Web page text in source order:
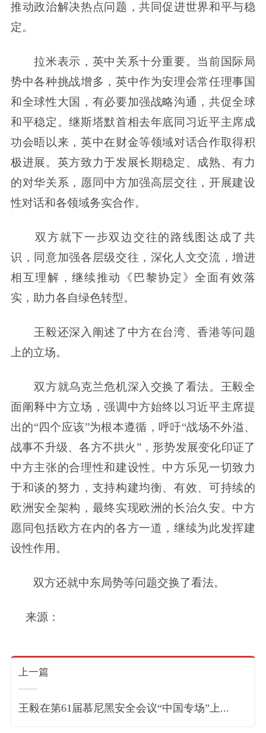
推动政治解决热点问题，共同促进世界和平与稳
定。
拉米表示，英中关系十分重要。当前国际局
势中各种挑战增多，英中作为安理会常任理事国
和全球性大国，有必要加强战略沟通，共促全球
和平稳定。继斯塔默首相去年底同习近平主席成
功会晤以来，英中在财金等领域对话合作取得积
极进展。英方致力于发展长期稳定、成熟、有力
的对华关系，愿同中方加强高层交往，开展建设
性对话和各领域务实合作。
双方就下一步双边交往的路线图达成了共
识，同意加强各层级交往，深化人文交流，增进
相互理解，继续推动《巴黎协定》全面有效落
实，助力各自绿色转型。
王毅还深入阐述了中方在台湾、香港等问题
上的立场。
双方就乌克兰危机深入交换了看法。王毅全
面阐释中方立场，强调中方始终以习近平主席提
出的“四个应该”为根本遵循，呼吁“战场不外溢、
战事不升级、各方不拱火”，形势发展变化印证了
中方主张的合理性和建设性。中方乐见一切致力
于和谈的努力，支持构建均衡、有效、可持续的
欧洲安全架构，最终实现欧洲的长治久安。中方
愿同包括欧方在内的各方一道，继续为此发挥建
设性作用。
双方还就中东局势等问题交换了看法。
来源：
上一篇
王毅在第61届慕尼黑安全会议“中国专场”上...